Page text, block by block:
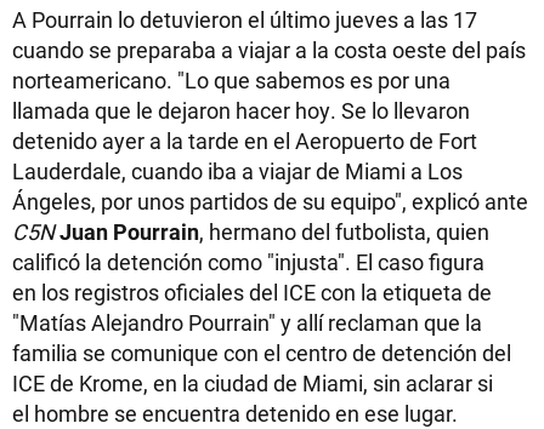
A Pourrain lo detuvieron el último jueves a las 17
cuando se preparaba a viajar a la costa oeste del país
norteamericano. "Lo que sabemos es por una
llamada que le dejaron hacer hoy. Se lo llevaron
detenido ayer a la tarde en el Aeropuerto de Fort
Lauderdale, cuando iba a viajar de Miami a Los
Ángeles, por unos partidos de su equipo", explicó ante
C5NJuan Pourrain, hermano del futbolista, quien
calificó la detención como "injusta". El caso figura
en los registros oficiales del ICE con la etiqueta de
"Matías Alejandro Pourrain" y allí reclaman que la
familia se comunique con el centro de detención del
ICE de Krome, en la ciudad de Miami, sin aclarar si
el hombre se encuentra detenido en ese lugar.